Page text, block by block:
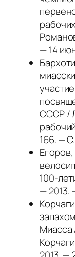
— 14
СССР /
166. —
100-
— 2013.
Миасса